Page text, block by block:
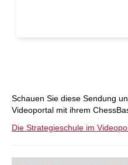
Schauen Sie diese Sendung
Videoportal mit ihrem
Die Strategieschule im